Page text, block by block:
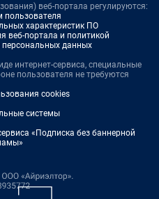
веб-портала регулируются:
пользователя
характеристик ПО
веб-портала и политикой
данных
интернет-сервиса, специальные
пользователя не требуются
cookies
системы
«Подписка без баннерной